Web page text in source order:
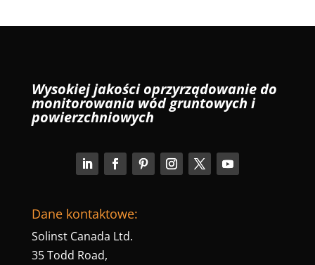
Wysokiej jakości oprzyrządowanie do
monitorowania wód gruntowych i
powierzchniowych
Dane kontaktowe:
Solinst Canada Ltd.
35 Todd Road,